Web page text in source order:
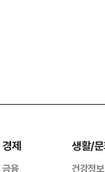
경제
금융
생활/
건강정보